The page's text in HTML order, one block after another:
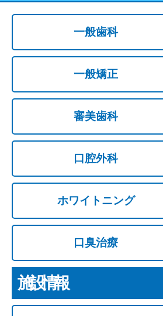
一般歯科
一般矯正
審美歯科
口腔外科
ホワイトニング
口臭治療
施設情報